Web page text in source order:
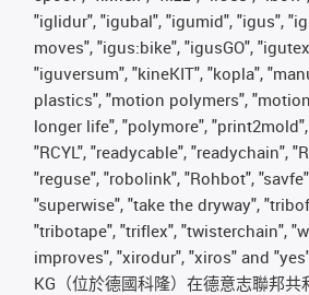
"iglidur", "igubal", "igumid", "igus",
moves", "igus:bike", "igusGO",
"iguversum", "kineKIT", "kopla",
plastics", "motion polymers",
longer life", "polymore",
"RCYL", "readycable", "readychain",
"reguse", "robolink", "Rohbot",
"superwise", "take the dryway",
"tribotape", "triflex", "twisterchain",
improves", "xirodur", "xiros" and
KG（位於德國科隆）在德意志聯邦